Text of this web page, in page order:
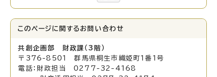
このページに関する お問い合わせ
共創企画部 財政課（3階）
〒376-8501 群馬県桐生市織姫町1番1号
電話：財政担当 0277-32-4168